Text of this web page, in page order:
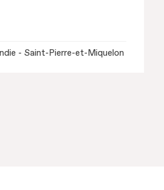
- Saint-Pierre-et-Miquelon